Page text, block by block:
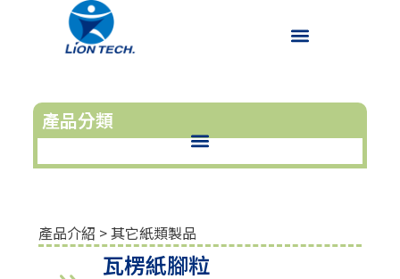
產品分類
產品介紹 >其它紙類製品
瓦楞紙腳粒